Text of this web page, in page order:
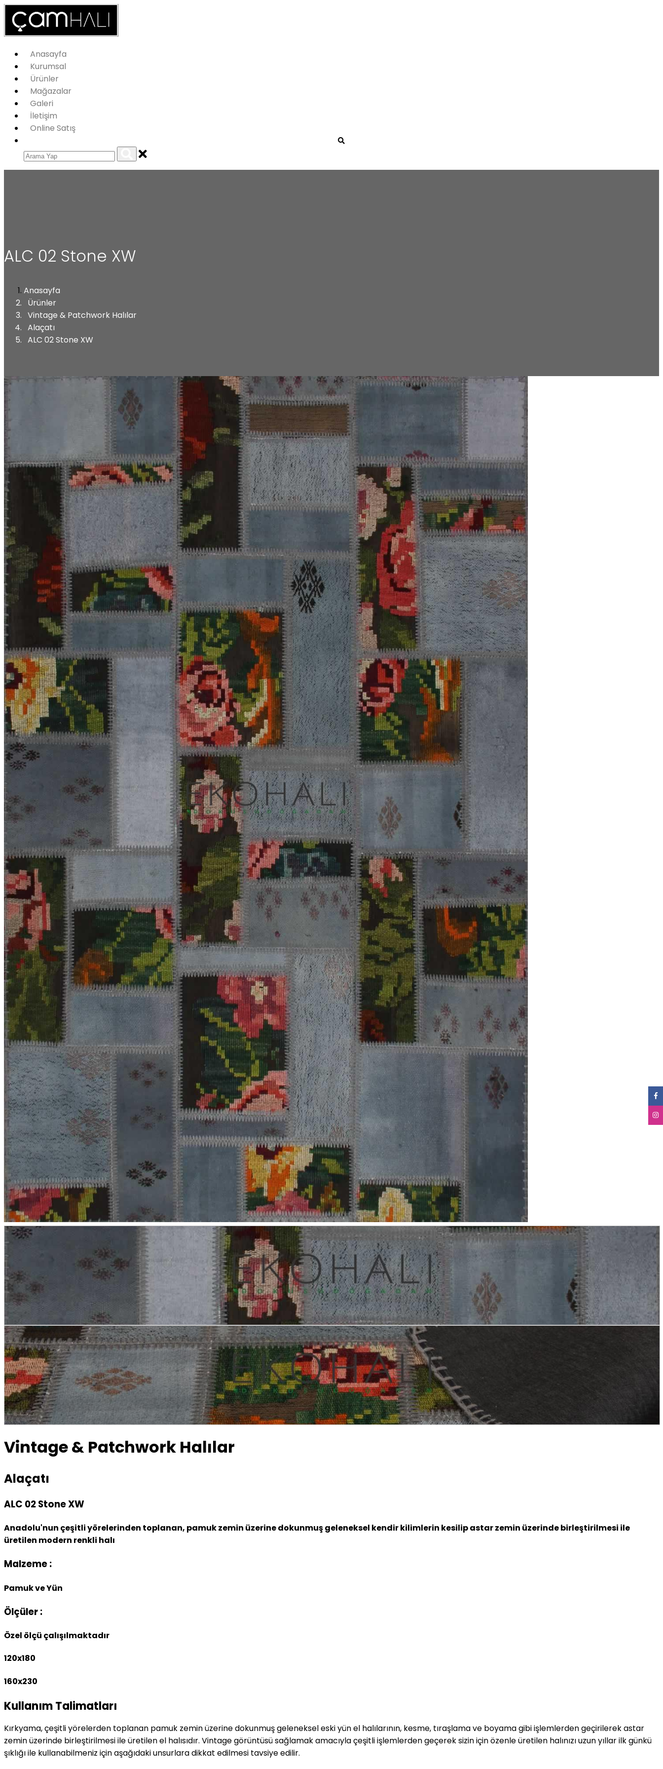
Anasayfa
Kurumsal
Ürünler
Mağazalar
Galeri
İletişim
Online Satış
ALC 02 Stone XW
Anasayfa
Ürünler
Vintage & Patchwork Halılar
Alaçatı
ALC 02 Stone XW
Vintage & Patchwork Halılar
Alaçatı
ALC 02 Stone XW
Anadolu'nun çeşitli yörelerinden toplanan, pamuk zemin üzerine dokunmuş geleneksel kendir kilimlerin kesilip astar zemin üzerinde birleştirilmesi ile
üretilen modern renkli halı
Malzeme :
Pamuk ve Yün
Ölçüler :
Özel ölçü çalışılmaktadır
120x180
160x230
Kullanım Talimatları
Kırkyama, çeşitli yörelerden toplanan pamuk zemin üzerine dokunmuş geleneksel eski yün el halılarının, kesme, tıraşlama ve boyama gibi işlemlerden geçirilerek astar
zemin üzerinde birleştirilmesi ile üretilen el halısıdır. Vintage görüntüsü sağlamak amacıyla çeşitli işlemlerden geçerek sizin için özenle üretilen halınızı uzun yıllar ilk günkü
şıklığı ile kullanabilmeniz için aşağıdaki unsurlara dikkat edilmesi tavsiye edilir.